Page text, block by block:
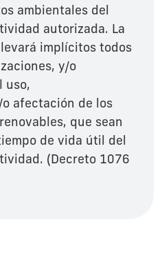
ambientales del
autorizada. La
implícitos todos
y/o
uso,
afectación de los
que sean
de vida útil del
(Decreto 1076